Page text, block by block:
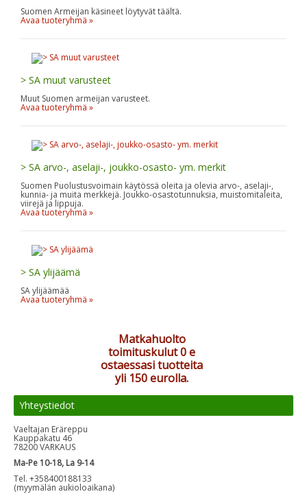
Suomen Armeijan käsineet löytyvät täältä.
Avaa tuoteryhmä »
> SA muut varusteet
Muut Suomen armeijan varusteet.
Avaa tuoteryhmä »
> SA arvo-, aselaji-, joukko-osasto- ym. merkit
Suomen Puolustusvoimain käytössä oleita ja olevia arvo-, aselaji-,
kunnia- ja muita merkkejä. Joukko-osastotunnuksia, muistomitaleita,
viirejä ja lippuja.
Avaa tuoteryhmä »
> SA ylijäämä
SA ylijäämää
Avaa tuoteryhmä »
Matkahuolto
toimituskulut 0 e
ostaessasi tuotteita
yli 150 eurolla.
Yhteystiedot
Vaeltajan Eräreppu
Kauppakatu 46
78200 VARKAUS
Ma-Pe 10-18, La 9-14
Tel. +358400188133
(myymälän aukioloaikana)